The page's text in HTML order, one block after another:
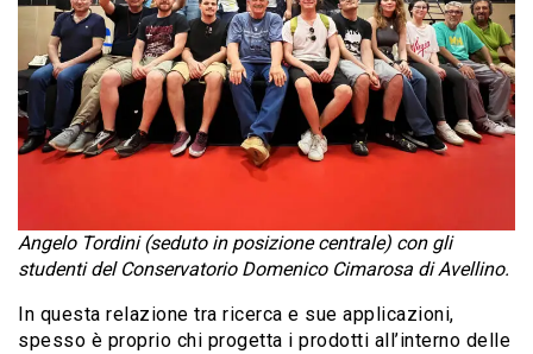
Angelo Tordini (seduto in posizione centrale) con gli
studenti del Conservatorio Domenico Cimarosa di Avellino.
In questa relazione tra ricerca e sue applicazioni,
spesso è proprio chi progetta i prodotti all’interno delle